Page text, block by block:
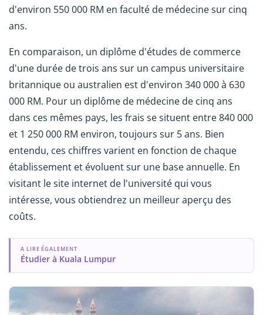
d'environ 550 000 RM en faculté de médecine sur cinq
ans.
En comparaison, un diplôme d'études de commerce
d'une durée de trois ans sur un campus universitaire
britannique ou australien est d'environ 340 000 à 630
000 RM. Pour un diplôme de médecine de cinq ans
dans ces mêmes pays, les frais se situent entre 840 000
et 1 250 000 RM environ, toujours sur 5 ans. Bien
entendu, ces chiffres varient en fonction de chaque
établissement et évoluent sur une base annuelle. En
visitant le site internet de l'université qui vous
intéresse, vous obtiendrez un meilleur aperçu des
coûts.
A LIRE ÉGALEMENT
Étudier à Kuala Lumpur